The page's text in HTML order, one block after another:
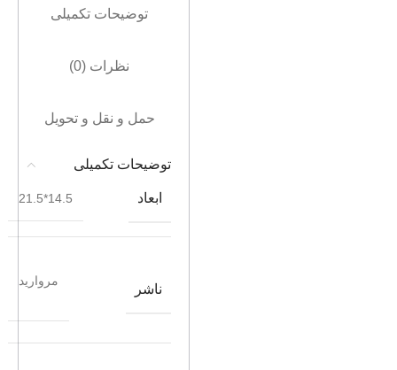
توضیحات تکمیلی
نظرات (0)
حمل و نقل و تحویل
توضیحات تکمیلی
ابعاد 14.5*21.5
ناشر
مروارید